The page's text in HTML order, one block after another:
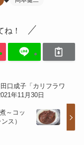
ね！
口成子「カリフラワ
年11月30日
～コッ
ス）